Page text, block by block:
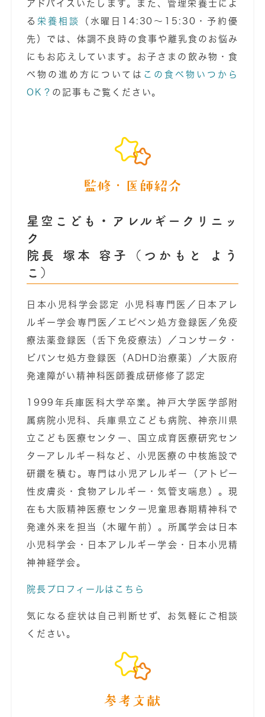
アドバイスいたします。また、管理栄養士によ
る 栄養相談
（水曜日14:30〜15:30・予約優
先）では、体調不良時の食事や離乳食のお悩み
にもお応えしています。お子さまの飲み物・食
べ物の進め方については この食べ物いつから
OK？ の記事もご覧ください。
監修・医師紹介
星空こども・アレルギークリニッ
ク
院長 塚本 容子（つかもと よう
こ）
日本小児科学会認定 小児科専門医／日本アレ
ルギー学会専門医／エピペン処方登録医／免疫
療法薬登録医（舌下免疫療法）／コンサータ・
ビバンセ処方登録医（ADHD治療薬）／大阪府
発達障がい精神科医師養成研修修了認定
1999年兵庫医科大学卒業。神戸大学医学部附
属病院小児科、兵庫県立こども病院、神奈川県
立こども医療センター、国立成育医療研究セン
ターアレルギー科など、小児医療の中核施設で
研鑽を積む。専門は小児アレルギー（アトピー
性皮膚炎・食物アレルギー・気管支喘息）。現
在も大阪精神医療センター児童思春期精神科で
発達外来を担当（木曜午前）。所属学会は日本
小児科学会・日本アレルギー学会・日本小児精
神神経学会。
院長プロフィールはこちら
気になる症状は自己判断せず、お気軽にご相談
ください。
参考文献